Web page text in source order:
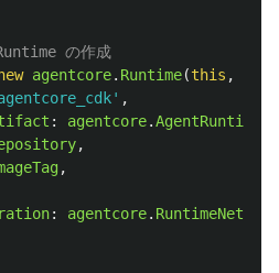
の作成
agentcore. Runtime(this ,
' ,
: agentcore.
,
,
: agentcore.